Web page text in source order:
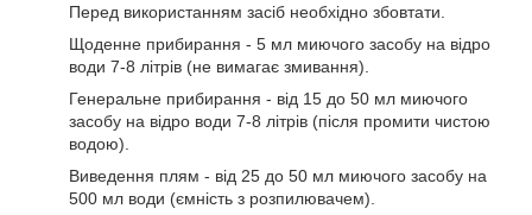
Перед використанням засіб необхідно збовтати.
Щоденне прибирання - 5 мл миючого засобу на відро
води 7-8 літрів (не вимагає змивання).
Генеральне прибирання - від 15 до 50 мл миючого
засобу на відро води 7-8 літрів (після промити чистою
водою).
Виведення плям - від 25 до 50 мл миючого засобу на
500 мл води (ємність з розпилювачем).